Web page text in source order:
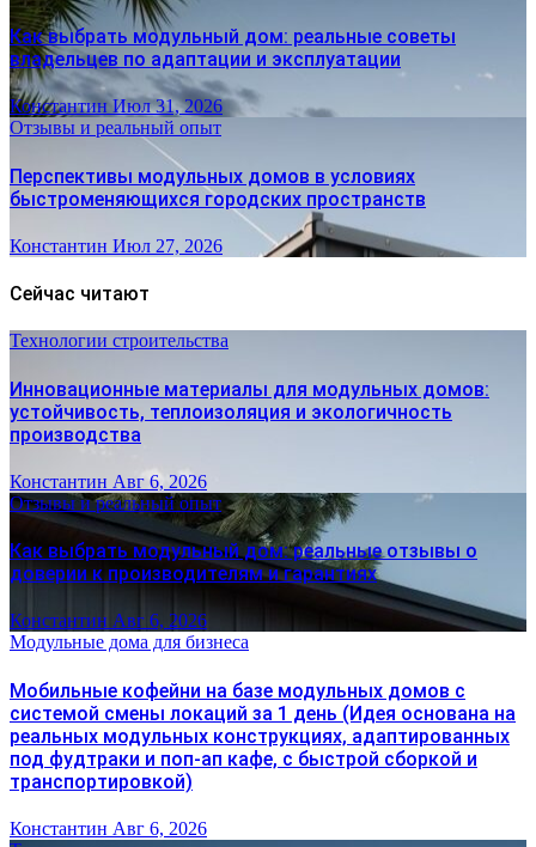
Как выбрать модульный дом: реальные советы
владельцев по адаптации и эксплуатации
Константин Июл 31, 2026
Отзывы и реальный опыт
Перспективы модульных домов в условиях
быстроменяющихся городских пространств
Константин Июл 27, 2026
Сейчас читают
Технологии строительства
Инновационные материалы для модульных домов:
устойчивость, теплоизоляция и экологичность
производства
Константин Авг 6, 2026
Отзывы и реальный опыт
Как выбрать модульный дом: реальные отзывы о
доверии к производителям и гарантиях
Константин Авг 6, 2026
Модульные дома для бизнеса
Мобильные кофейни на базе модульных домов с
системой смены локаций за 1 день (Идея основана на
реальных модульных конструкциях, адаптированных
под фудтраки и поп-ап кафе, с быстрой сборкой и
транспортировкой)
Константин Авг 6, 2026